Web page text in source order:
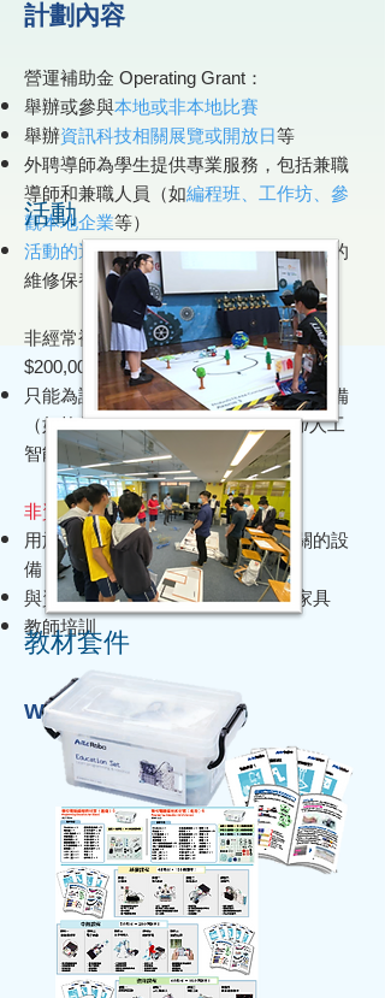
​計劃內容
營運補助金 Operating Grant：
舉辦或參與本地或非本地比賽
舉辦資訊科技相關展覽或開放日等
外聘導師為學生提供專業服務，包括兼職
導師和兼職人員（如編程班、工作坊、參
觀本地企業等）
活動的運作開支（例如為支援學習而設的
維修保養和專業服務）及
行政費用
非經常補助金 One-off Grant（最高
$200,000）：
只能為課外活動所需的硬件、軟件和設備
（如軟件/雲端服務、機械人/物聯網/人工
智能套件、線上資源/教材）
非資助範圍項目：
用於一般教學用途或與資訊科技無關的設
備（筆記簿型電腦、Wi-Fi等）
與資訊科技活動無關的裝修工程及家具
​教師培訓
Winstars 學校方案
活動
教材套件